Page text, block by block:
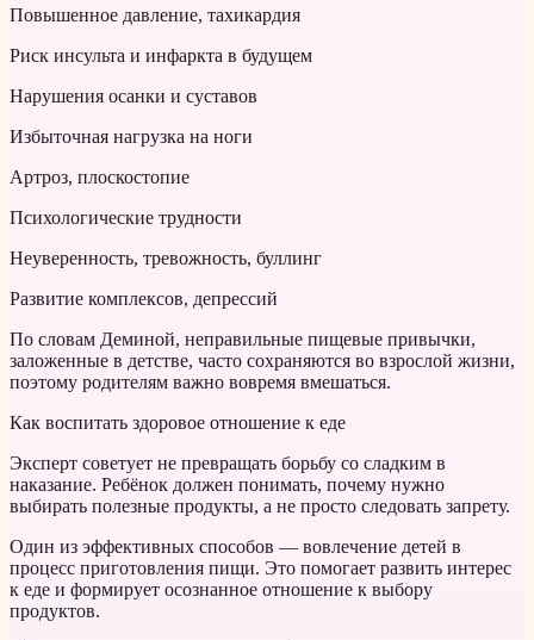
Повышенное давление, тахикардия
Риск инсульта и инфаркта в будущем
Нарушения осанки и суставов
Избыточная нагрузка на ноги
Артроз, плоскостопие
Психологические трудности
Неуверенность, тревожность, буллинг
Развитие комплексов, депрессий
По словам Деминой, неправильные пищевые привычки,
заложенные в детстве, часто сохраняются во взрослой жизни,
поэтому родителям важно вовремя вмешаться.
Как воспитать здоровое отношение к еде
Эксперт советует не превращать борьбу со сладким в
наказание. Ребёнок должен понимать, почему нужно
выбирать полезные продукты, а не просто следовать запрету.
Один из эффективных способов — вовлечение детей в
процесс приготовления пищи. Это помогает развить интерес
к еде и формирует осознанное отношение к выбору
продуктов.